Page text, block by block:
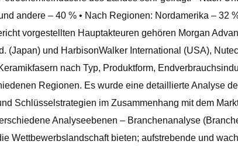
andere – 40 % • Nach Regionen: Nordamerika –
vorgestellten Hauptakteuren gehören Morgan
(Japan) und HarbisonWalker International (USA),
nach Typ, Produktform,
Regionen. Es wurde eine detaillierte Analyse
Schlüsselstrategien im Zusammenhang mit dem
Analyseebenen – Branchenanalyse
Wettbewerbslandschaft bieten; aufstrebende und